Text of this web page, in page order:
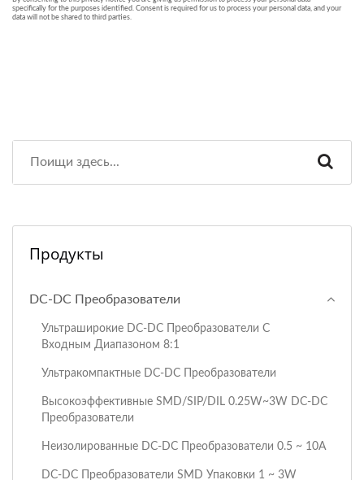
Продукты
DC-DC Преобразователи
Ультраширокие DC-DC Преобразователи С
Входным Диапазоном 8:1
Ультракомпактные DC-DC Преобразователи
Высокоэффективные SMD/SIP/DIL 0.25W~3W DC-DC
Преобразователи
Неизолированные DC-DC Преобразователи 0.5 ~ 10A
DC-DC Преобразователи SMD Упаковки 1 ~ 3W